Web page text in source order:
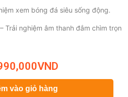
xem bóng đá siêu sống động.
Trải nghiệm âm thanh đắm chìm trọn
VND
vào giỏ hàng